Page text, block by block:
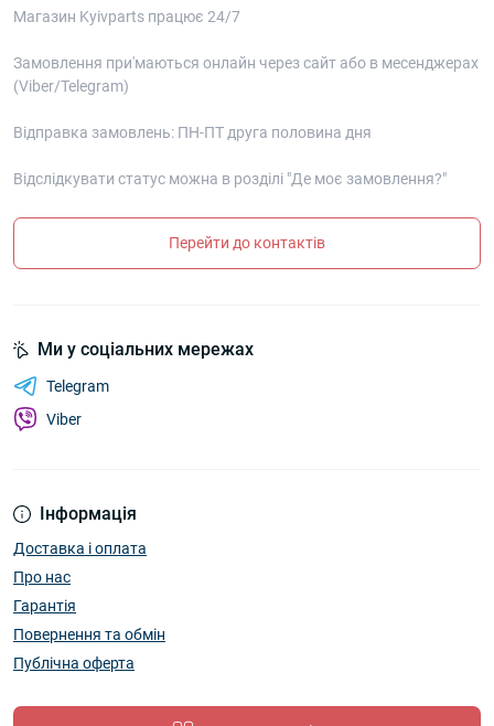
Магазин Kyivparts працює 24/7
Замовлення при'маються онлайн через сайт або в месенджерах
(Viber/Telegram)
Відправка замовлень: ПН-ПТ друга половина дня
Відслідкувати статус можна в розділі "Де моє замовлення?"
Перейти до контактів
Інформація
Доставка і оплата
Про нас
Гарантія
Повернення та обмін
Публічна оферта
Ми у соціальних мережах
Telegram
Viber